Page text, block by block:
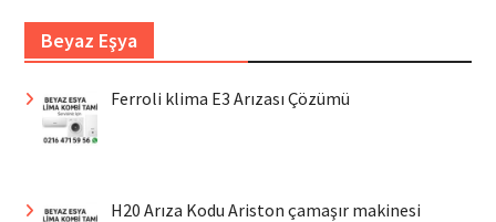
Beyaz Eşya
Ferroli klima E3 Arızası Çözümü
H20 Arıza Kodu Ariston çamaşır makinesi